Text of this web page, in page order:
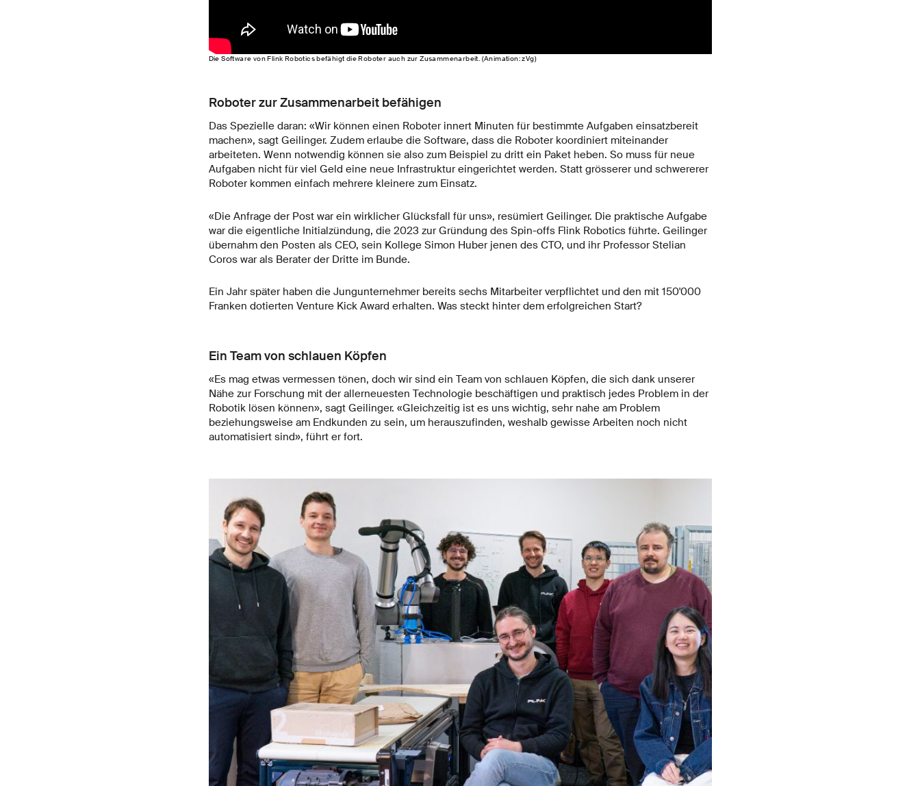
Die Software von Flink Robotics befähigt die Roboter auch zur Zusammenarbeit. (Animation: zVg)
Roboter zur Zusammenarbeit befähigen
Das Spezielle daran: «Wir können einen Roboter innert Minuten für bestimmte Aufgaben einsatzbereit
machen», sagt Geilinger. Zudem erlaube die Software, dass die Roboter koordiniert miteinander
arbeiteten. Wenn notwendig können sie also zum Beispiel zu dritt ein Paket heben. So muss für neue
Aufgaben nicht für viel Geld eine neue Infrastruktur eingerichtet werden. Statt grösserer und schwererer
Roboter kommen einfach mehrere kleinere zum Einsatz.
«Die Anfrage der Post war ein wirklicher Glücksfall für uns», resümiert Geilinger. Die praktische Aufgabe
war die eigentliche Initialzündung, die 2023 zur Gründung des Spin-offs Flink Robotics führte. Geilinger
übernahm den Posten als CEO, sein Kollege Simon Huber jenen des CTO, und ihr Professor Stelian
Coros war als Berater der Dritte im Bunde.
Ein Jahr später haben die Jungunternehmer bereits sechs Mitarbeiter verpflichtet und den mit 150'000
Franken dotierten Venture Kick Award erhalten. Was steckt hinter dem erfolgreichen Start?
Ein Team von schlauen Köpfen
«Es mag etwas vermessen tönen, doch wir sind ein Team von schlauen Köpfen, die sich dank unserer
Nähe zur Forschung mit der allerneuesten Technologie beschäftigen und praktisch jedes Problem in der
Robotik lösen können», sagt Geilinger. «Gleichzeitig ist es uns wichtig, sehr nahe am Problem
beziehungsweise am Endkunden zu sein, um herauszufinden, weshalb gewisse Arbeiten noch nicht
automatisiert sind», führt er fort.